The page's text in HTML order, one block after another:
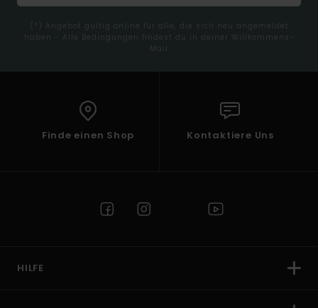
(*) Angebot gültig online für alle, die sich neu angemeldet
haben - Alle Bedingungen findest du in deiner Willkommens-
Mail
Finde einen Shop Kontaktiere Uns
HILFE